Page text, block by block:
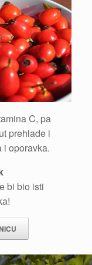
C, pa
prehlade i
i oporavka.
bi bio isti